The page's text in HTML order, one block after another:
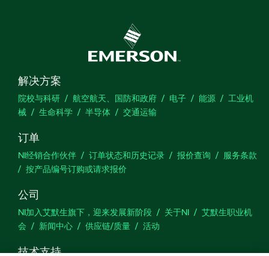
解决方案
院校与科研 航空航天、国防和政府 电子 能源
工业机
械
生命科学 半导体 交通运输
订单
NI经销合作伙伴 订单状态和历史记录 报价查询
服务条款
按产品编号订购或请求报价
公司
NI加入艾默生旗下，迎来发展新阶段 关于NI
艾默生职业机
会
新闻中心 供应链/质量 活动
技术支持